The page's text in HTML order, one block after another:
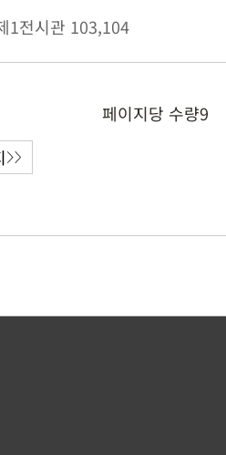
1전시관 103,104
페이지당 수량9